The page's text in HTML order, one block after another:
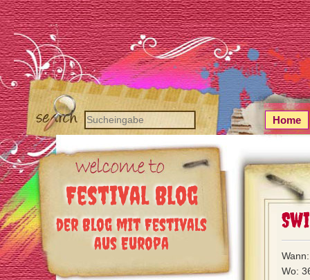
Festival Blog
der Blog mit Festivals
aus Europa
Home
Wo: